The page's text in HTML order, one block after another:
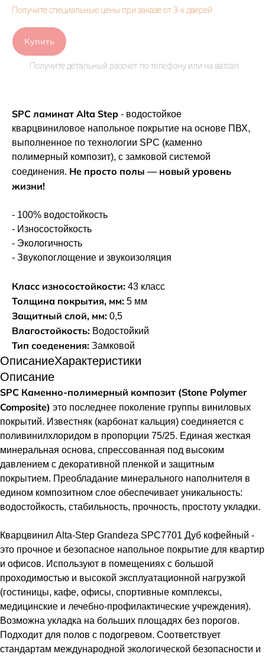
Купить
SPC ламинат Alta Step - водостойкое
кварцвиниловое напольное покрытие на основе ПВХ,
выполненное по технологии SPC (каменно
полимерный композит), с замковой системой
соединения. Не просто полы — новый уровень
жизни!
- 100% водостойкость
- Износостойкость
- Экологичность
- Звукопоглощение и звукоизоляция
Класс износостойкости: 43 класс
Толщина покрытия, мм: 5 мм
Защитный слой, мм: 0,5
Влагостойкость: Водостойкий
Тип соеденения: Замковой
ОписаниеХарактеристики
Описание
SPC Каменно-полимерный композит (Stone Polymer
Composite) это последнее поколение группы виниловых
покрытий. Известняк (карбонат кальция) соединяется с
поливинилхлоридом в пропорции 75/25. Единая жесткая
минеральная основа, спрессованная под высоким
давлением с декоративной пленкой и защитным
покрытием. Преобладание минерального наполнителя в
едином композитном слое обеспечивает уникальность:
водостойкость, стабильность, прочность, простоту укладки.
Кварцвинил Alta-Step Grandeza SPC7701 Дуб кофейный -
это прочное и безопасное напольное покрытие для квартир
и офисов. Используют в помещениях с большой
проходимостью и высокой эксплуатационной нагрузкой
(гостиницы, кафе, офисы, спортивные комплексы,
медицинские и лечебно-профилактические учреждения).
Возможна укладка на больших площадях без порогов.
Подходит для полов с подогревом. Соответствует
стандартам международной экологической безопасности и